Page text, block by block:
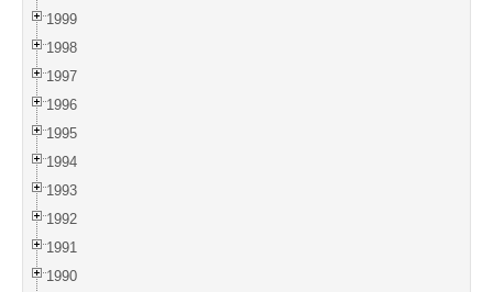
1999
1998
1997
1996
1995
1994
1993
1992
1991
1990